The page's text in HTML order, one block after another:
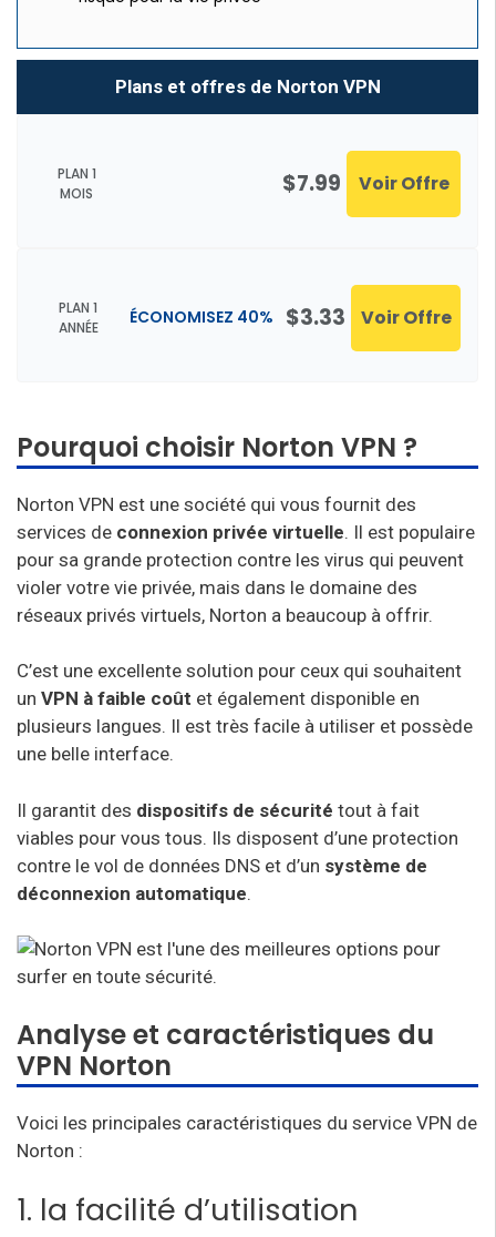
Plans et offres de Norton VPN
PLAN 1
MOIS
$7.99 Voir Offre
PLAN 1
ANNÉE
$3.33
ÉCONOMISEZ 40% Voir Offre
Pourquoi choisir Norton VPN ?
Norton VPN est une société qui vous fournit des
services de connexion privée virtuelle. Il est populaire
pour sa grande protection contre les virus qui peuvent
violer votre vie privée, mais dans le domaine des
réseaux privés virtuels, Norton a beaucoup à offrir.
C’est une excellente solution pour ceux qui souhaitent
un VPN à faible coût et également disponible en
plusieurs langues. Il est très facile à utiliser et possède
une belle interface.
Il garantit des dispositifs de sécurité tout à fait
viables pour vous tous. Ils disposent d’une protection
contre le vol de données DNS et d’un système de
déconnexion automatique.
Analyse et caractéristiques du
VPN Norton
Voici les principales caractéristiques du service VPN de
Norton :
1. la facilité d’utilisation